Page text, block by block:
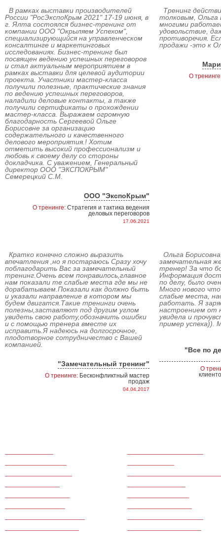
В рамках выставки производителей
России "РосЭкспоКрым 2021" 17-19 июня, в
г. Ялта состоялся бизнес-тренинг от
компании ООО "Окрыляем Успехом",
специализирующийся на управленческом
консалтинге и маркетинговых
исследованиях. Бизнес-тренинг был
посвящен ведению успешных переговоров
и стал актуальным мероприятием в
рамках выставки для целевой аудитории
проекта. Участники мастер-класса
получили полезные, практические знания
по ведению успешных переговоров,
наладили деловые контакты, а также
получили сертификаты о прохождении
мастер-класса. Выражаем огромную
благодарность Сергеевой Ольге
Борисовне за организацию
содержательного и качественного
делового мероприятия.! Хотим
отметить высокий профессионализм и
любовь к своему делу со стороны
докладчика. С уважением, Генеральный
директор ООО "ЭКСПОКРЫМ"
Семерецкий С.М.
ООО "ЭкспоКрым"
О тренинге: Стратегия и тактика ведения
деловых переговоров
17.06.2021
Тренинг
толковым, Ольга
многими
удовольствие,
противоречия.
продажи -это к
О
Кратко конечно сложно выразить
впечатления ,но я постараюсь Сразу хочу
поблагодарить Вас за замечательный
тренинг.Очень всем понравилось,главное
нам показали те слабые места где мы не
дорабатываем.Показали как должно быть
и указали направление в котором мы
будем двигатся.Такие тренинги очень
полезны,заставляют под другим углом
увидеть свою работу,обозначить ошибки
и с помощью тренера вместе их
исправить.Я надеюсь на долгосрочное,
плодотворное сотрудничество с Вашей
компанией.
"Замечательный тренинг"
О тренинге: Бесконфликтный мастер
продаж
04.04.2017
Ольга
замечательная
тренер! За что
Информация
по делу, было
Много нового
слабые места,
работать. Я
настроением от
увидела и
пример успеха)).
"Все по
О